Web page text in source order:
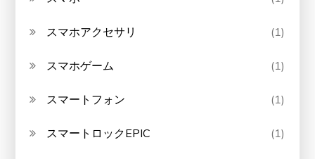
スマホアクセサリ (1)
スマホゲーム (1)
スマートフォン (1)
スマートロックEPIC (1)